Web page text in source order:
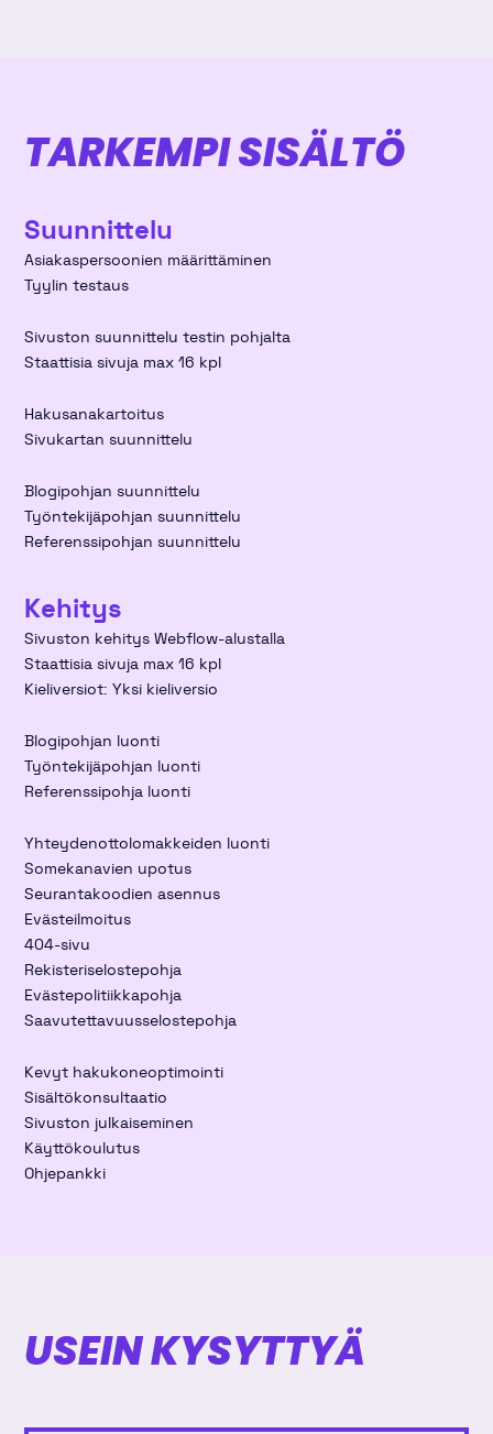
TARKEMPI SISÄLTÖ
Suunnittelu
Asiakaspersoonien määrittäminen
Tyylin testaus
Sivuston suunnittelu testin pohjalta
Staattisia sivuja max 16 kpl
Hakusanakartoitus
Sivukartan suunnittelu
Blogipohjan suunnittelu
Työntekijäpohjan suunnittelu
Referenssipohjan suunnittelu
Kehitys
Sivuston kehitys Webflow-alustalla
Staattisia sivuja max 16 kpl
Kieliversiot: Yksi kieliversio
Blogipohjan luonti
Työntekijäpohjan luonti
Referenssipohja luonti
Yhteydenottolomakkeiden luonti
Somekanavien upotus
Seurantakoodien asennus
Evästeilmoitus
404-sivu
Rekisteriselostepohja
Evästepolitiikkapohja
Saavutettavuusselostepohja
Kevyt hakukoneoptimointi
Sisältökonsultaatio
Sivuston julkaiseminen
Käyttökoulutus
Ohjepankki
USEIN KYSYTTYÄ